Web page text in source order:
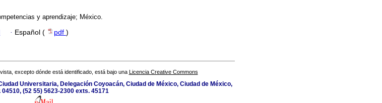
y aprendizaje; México.
· Español ( pdf )
excepto dónde está identificado, está bajo una Licencia Creative Commons
Universitaria, Delegación Coyoacán, Ciudad de México, Ciudad de México,
04510, (52 55) 5623-2300 exts. 45171